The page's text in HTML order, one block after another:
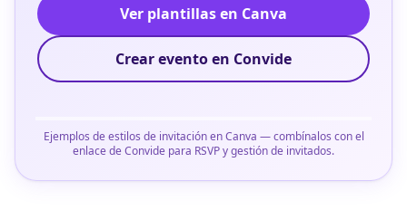
Ver plantillas en Canva
Crear evento en Convide
Ejemplos de estilos de invitación en Canva — combínalos con el
enlace de Convide para RSVP y gestión de invitados.